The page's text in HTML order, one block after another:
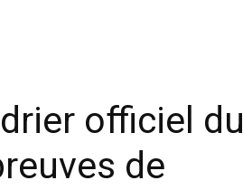
officiel du
de